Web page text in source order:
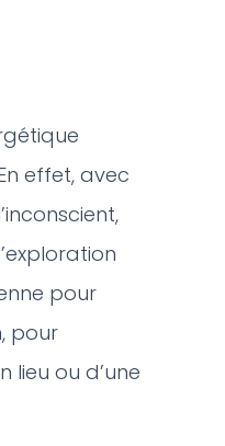
effet, avec
pour
pour
lieu ou d’une